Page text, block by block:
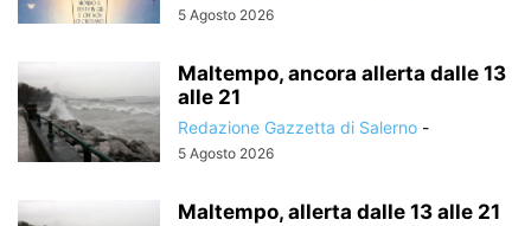
5 Agosto 2026
Maltempo, ancora allerta dalle 13
alle 21
Redazione Gazzetta di Salerno -
5 Agosto 2026
Maltempo, allerta dalle 13 alle 21